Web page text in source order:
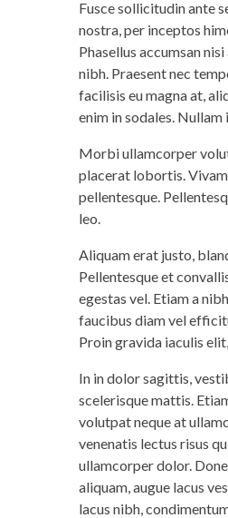
Fusce sollicitudin ante
nostra, per inceptos
Phasellus accumsan
nibh. Praesent nec
facilisis eu magna at,
enim in sodales.
Morbi ullamcorper
placerat lobortis.
pellentesque.
leo.
Aliquam erat justo,
Pellentesque et
egestas vel. Etiam a
faucibus diam vel
Proin gravida iaculis
In in dolor sagittis,
scelerisque mattis.
volutpat neque at
venenatis lectus risus
ullamcorper dolor.
aliquam, augue lacus
lacus nibh,